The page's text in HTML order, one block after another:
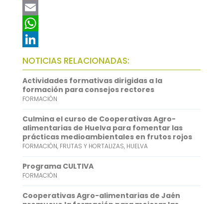
a
c
e
b
o
o
k
T
w
t
t
e
r
E
m
a
i
l
W
h
a
t
s
A
p
p
L
i
n
k
e
d
I
n
NOTICIAS RELACIONADAS:
Actividades formativas dirigidas a la
formación para consejos rectores
FORMACIÓN
Culmina el curso de Cooperativas Agro-
alimentarias de Huelva para fomentar las
prácticas medioambientales en frutos rojos
FORMACIÓN, FRUTAS Y HORTALIZAS, HUELVA
Programa CULTIVA
FORMACIÓN
Cooperativas Agro-alimentarias de Jaén